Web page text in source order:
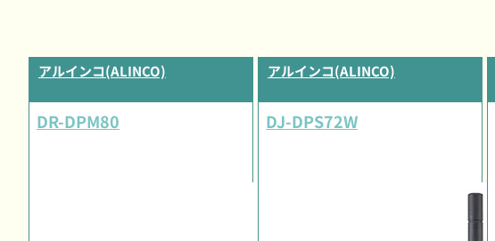
アルインコ(ALINCO)
DR-DPM80
アルインコ(ALINCO)
DJ-DPS72W